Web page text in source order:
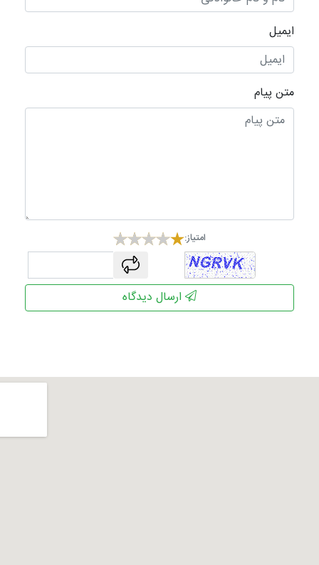
ایمیل
متن پیام
امتیاز:
captcha
ارسال دیدگاه